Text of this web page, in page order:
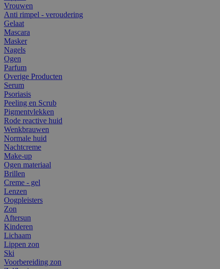
Vrouwen
Anti rimpel - veroudering
Gelaat
Mascara
Masker
Nagels
Ogen
Parfum
Overige Producten
Serum
Psoriasis
Peeling en Scrub
Pigmentvlekken
Rode reactive huid
Wenkbrauwen
Normale huid
Nachtcreme
Make-up
Ogen materiaal
Brillen
Creme - gel
Lenzen
Oogpleisters
Zon
Aftersun
Kinderen
Lichaam
Lippen zon
Ski
Voorbereiding zon